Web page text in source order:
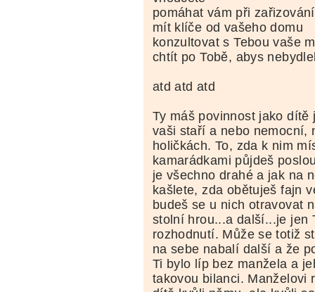
pomáhat vám při
mít klíče od vašeho domu
konzultovat s Tebou vaše
chtít po Tobě, abys
atd atd atd
Ty máš povinnost jako dítě
vaši staří a nebo nemocní,
holičkách. To, zda k nim
kamarádkami půjdeš
je všechno drahé a jak na
kašlete, zda obětuješ fajn
budeš se u nich otravovat
stolní hrou...a další...je jen
rozhodnutí. Může se totiž
na sebe nabalí další a že
Ti bylo líp bez manžela a
takovou bilanci. Manželovi